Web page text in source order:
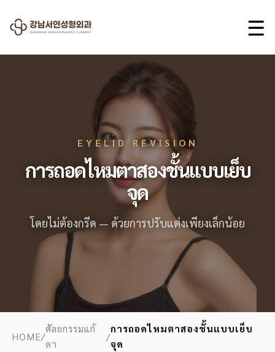
☰
EYELID REVISION
การถอดไหมตาสองชั้นแบบเย็บ
จุด
โดยไม่ต้องกรีด — ด้วยการปรับแต่งเพียงเล็กน้อย
HOME/
ศัลยกรรมแก้
ตา
/
การถอดไหมตาสองชั้นแบบเย็บ
จุด